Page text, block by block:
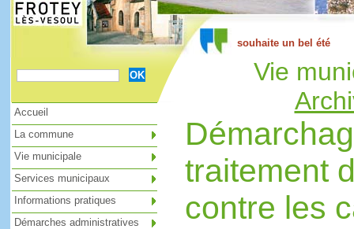
Vie
traitement
contre les
Accueil
La commune
Vie municipale
Services municipaux
Informations pratiques
Démarches administratives